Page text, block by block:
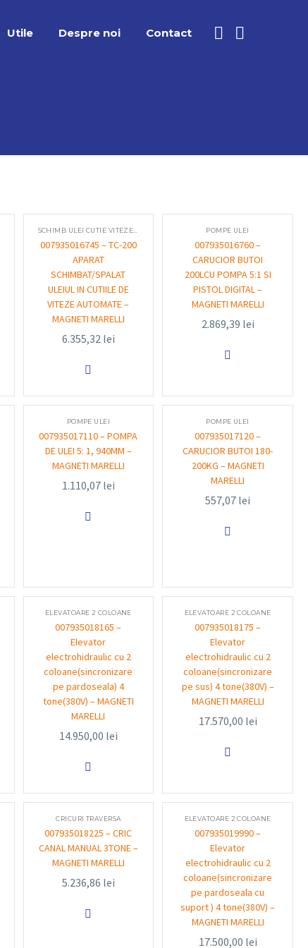
Utile Despre noi Contact
007935016745 – TC-200
APARAT
SCHIMBAT/SPALAT
ULEIUL IN CUTIILE DE
VITEZE AUTOMATE –
MAGNETI MARELLI
6.355,32 lei

POMPE ULEI
007935016760 –
CARUCIOR BUTOI
200LCU POMPA 5:1 SI
PISTOL DIGITAL –
MAGNETI MARELLI
2.869,39 lei

POMPE ULEI
007935017110 – POMPA
DE ULEI 5: 1, 940MM –
MAGNETI MARELLI
1.110,07 lei

POMPE ULEI
007935017120 –
CARUCIOR BUTOI 180-
200KG – MAGNETI
MARELLI
557,07 lei

ELEVATOARE 2 COLOANE
007935018165 –
Elevator
electrohidraulic cu 2
coloane(sincronizare
pe pardoseala) 4
tone(380V) – MAGNETI
MARELLI
14.950,00 lei

ELEVATOARE 2 COLOANE
007935018175 –
Elevator
electrohidraulic cu 2
coloane(sincronizare
pe sus) 4 tone(380V) –
MAGNETI MARELLI
17.570,00 lei

CRICURI TRAVERSA
007935018225 – CRIC
CANAL MANUAL 3TONE –
MAGNETI MARELLI
5.236,86 lei

ELEVATOARE 2 COLOANE
007935019990 –
Elevator
electrohidraulic cu 2
coloane(sincronizare
pe pardoseala cu
suport ) 4 tone(380V) –
MAGNETI MARELLI
17.500,00 lei